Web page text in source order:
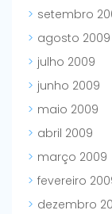
setembro
agosto 2009
julho 2009
junho 2009
maio 2009
abril 2009
março 2009
fevereiro
dezembro